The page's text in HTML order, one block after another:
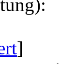
]